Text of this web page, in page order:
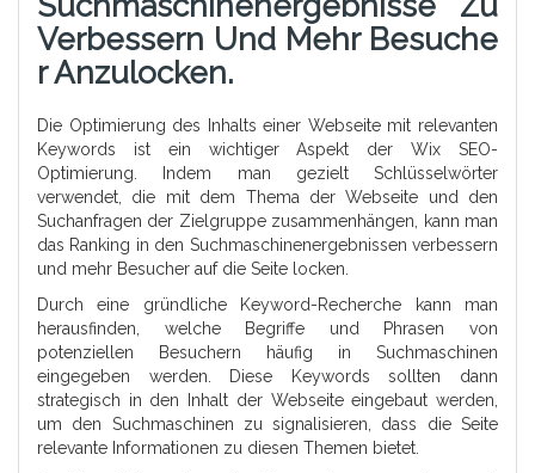
Verbessern Und Mehr Besuche
R Anzulocken.
Die Optimierung des Inhalts einer Webseite mit relevanten
Keywords ist ein wichtiger Aspekt der Wix SEO-
Optimierung. Indem man gezielt Schlüsselwörter
verwendet, die mit dem Thema der Webseite und den
Suchanfragen der Zielgruppe zusammenhängen, kann man
das Ranking in den Suchmaschinenergebnissen verbessern
und mehr Besucher auf die Seite locken.
Durch eine gründliche Keyword-Recherche kann man
herausfinden, welche Begriffe und Phrasen von
potenziellen Besuchern häufig in Suchmaschinen
eingegeben werden. Diese Keywords sollten dann
strategisch in den Inhalt der Webseite eingebaut werden,
um den Suchmaschinen zu signalisieren, dass die Seite
relevante Informationen zu diesen Themen bietet.